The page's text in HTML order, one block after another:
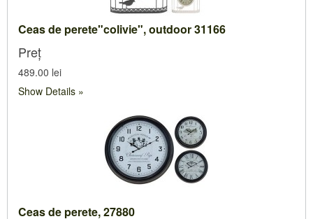
Ceas de perete"colivie", outdoor 31166
Preț
489.00 lei
Show Details
Ceas de perete, 27880